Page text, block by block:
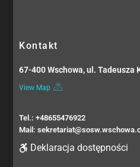
Kontakt
67-400 Wschowa, ul. Tadeusza
View Map
Tel.: +48655476922
Mail:
Deklaracja dostępności